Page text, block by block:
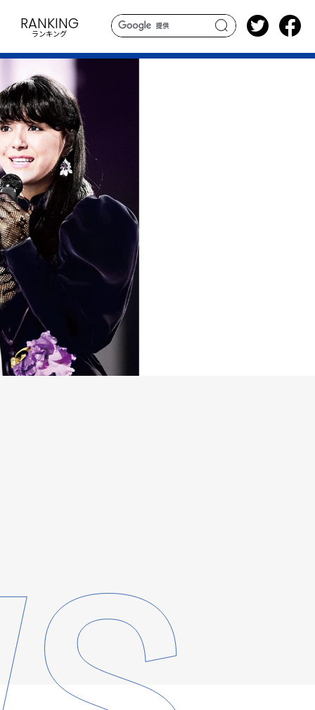
search
RANKING
ランキング